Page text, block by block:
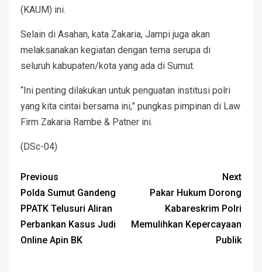
(KAUM) ini.
Selain di Asahan, kata Zakaria, Jampi juga akan
melaksanakan kegiatan dengan tema serupa di
seluruh kabupaten/kota yang ada di Sumut.
“Ini penting dilakukan untuk penguatan institusi polri
yang kita cintai bersama ini,” pungkas pimpinan di Law
Firm Zakaria Rambe & Patner ini.
(DSc-04)
Previous
Polda Sumut Gandeng
PPATK Telusuri Aliran
Perbankan Kasus Judi
Online Apin BK
Next
Pakar Hukum Dorong
Kabareskrim Polri
Memulihkan Kepercayaan
Publik